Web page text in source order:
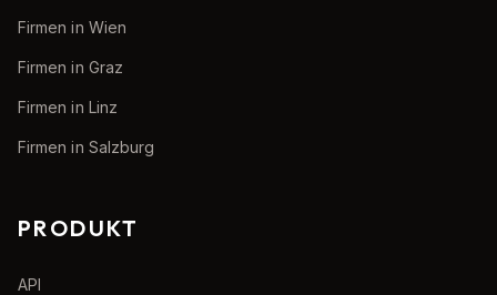
Firmen in Wien
Firmen in Graz
Firmen in Linz
Firmen in Salzburg
PRODUKT
API